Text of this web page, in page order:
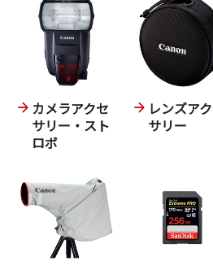
カメラアクセ
サリー・スト
ロボ
レンズア
サリー